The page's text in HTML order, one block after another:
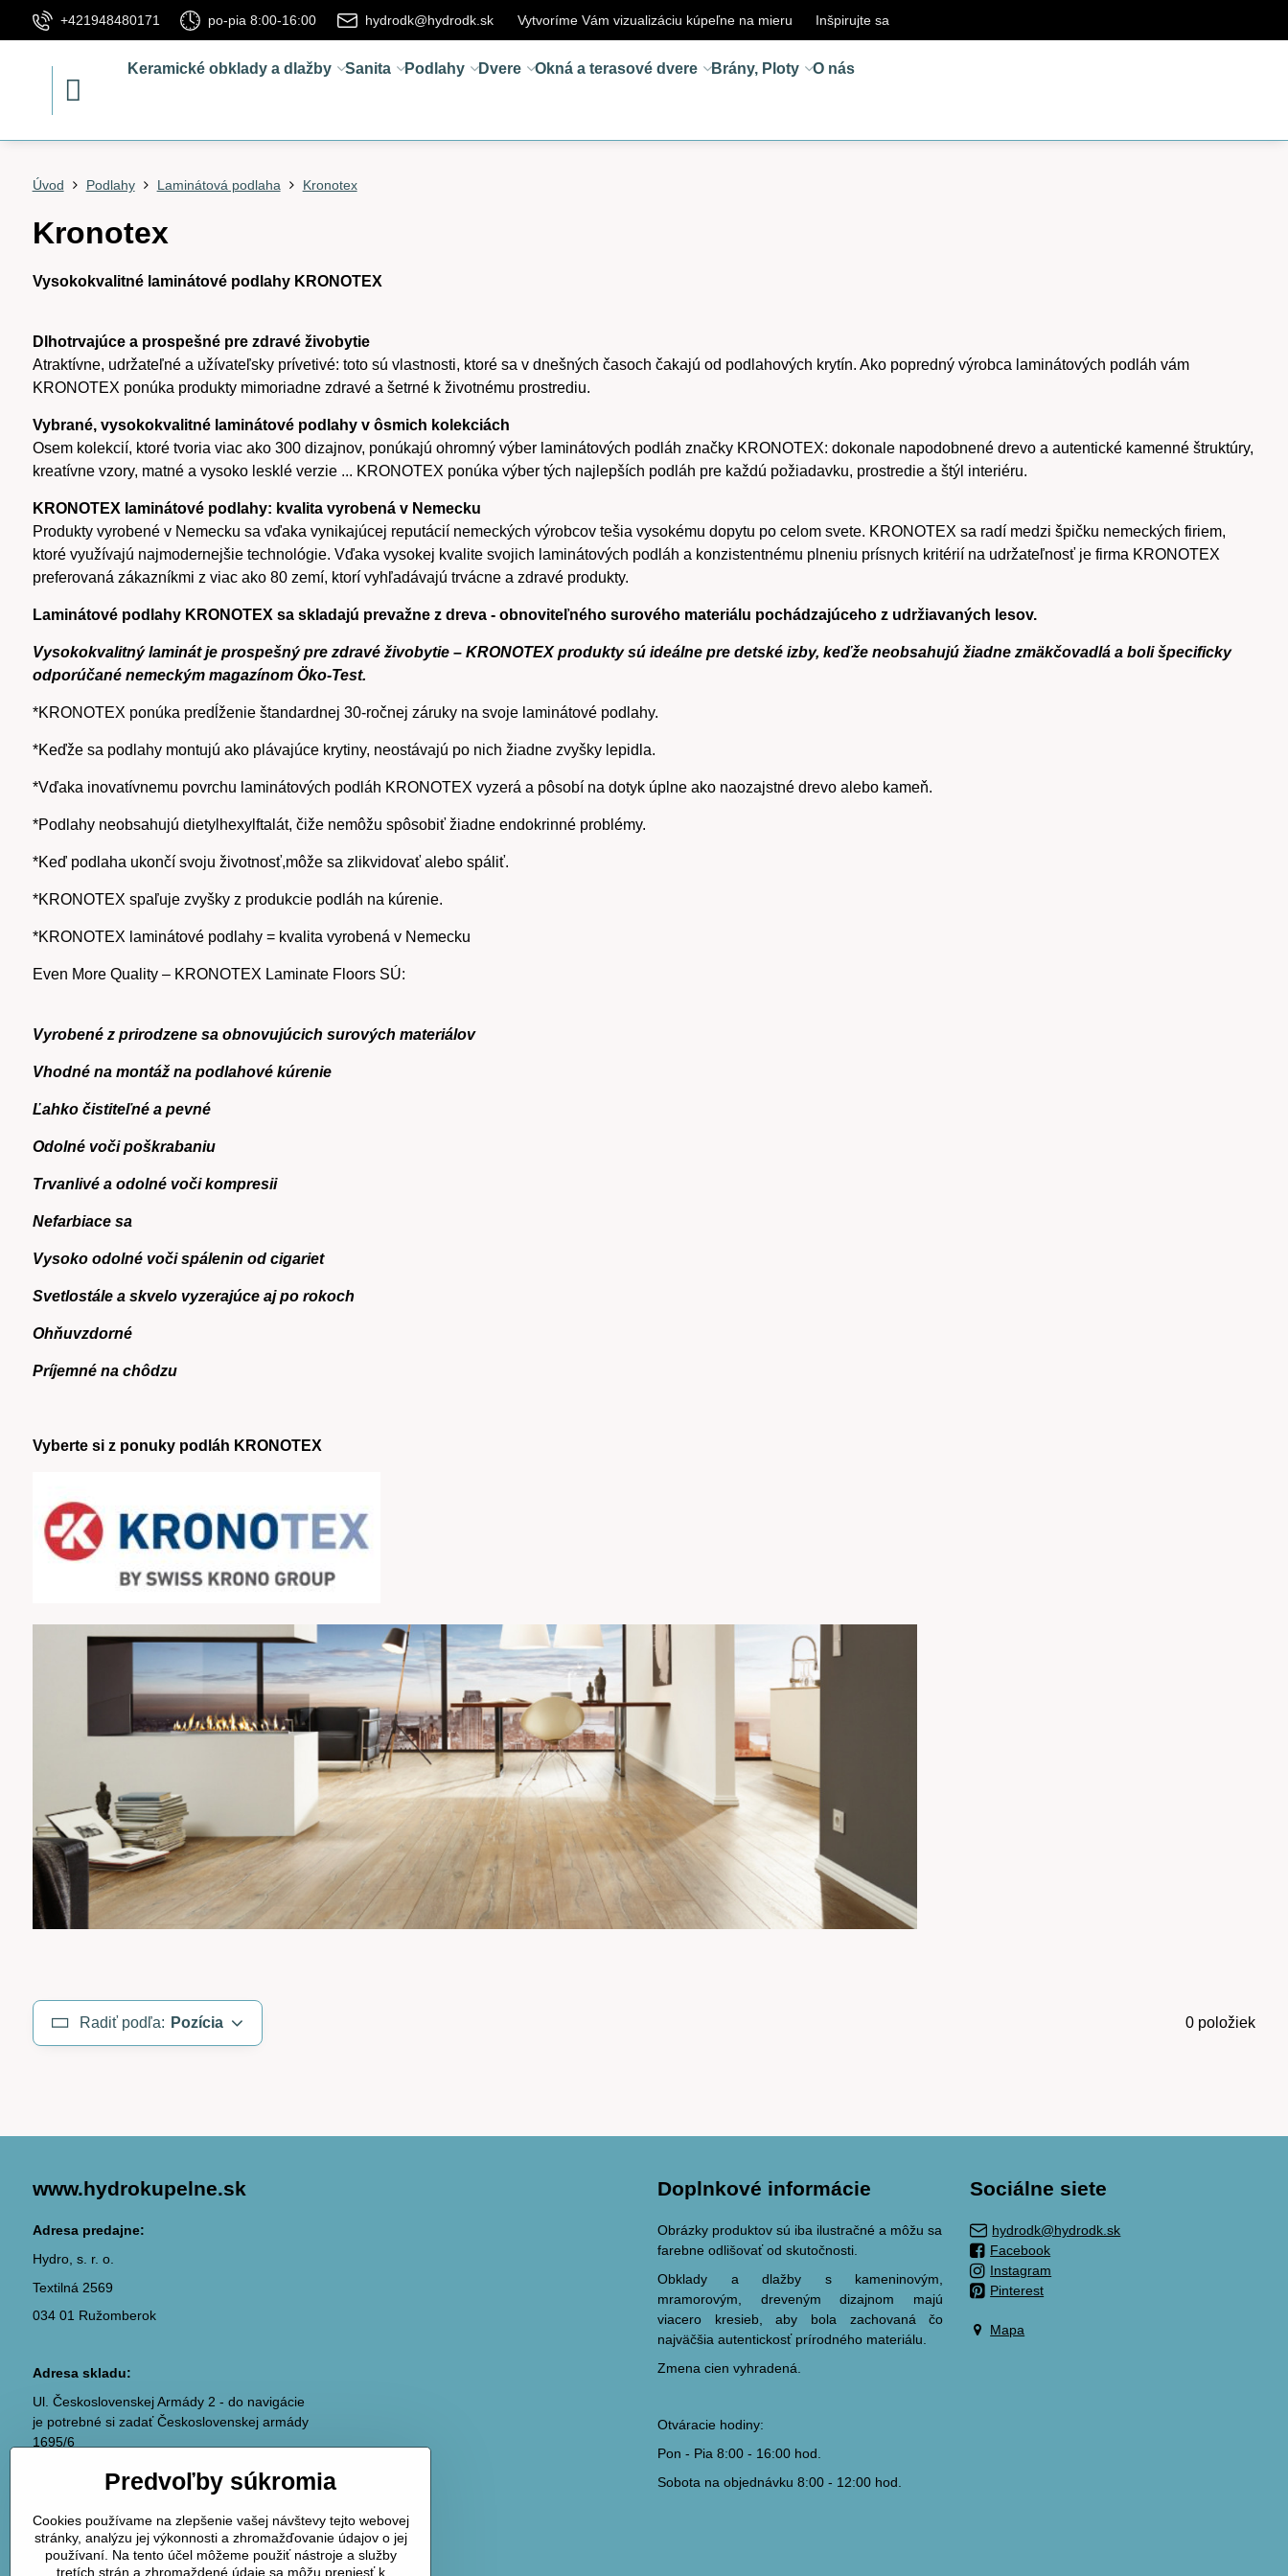
+421948480171 po-pia 8:00-16:00 hydrodk@hydrodk.sk Vytvoríme Vám vizualizáciu kúpeľne na mieru Inšpirujte sa
Keramické obklady a dlažby Sanita Podlahy Dvere Okná a terasové dvere Brány, Ploty O nás
Úvod Podlahy Laminátová podlaha Kronotex
Kronotex
Vysokokvalitné laminátové podlahy KRONOTEX
Dlhotrvajúce a prospešné pre zdravé živobytie
Atraktívne, udržateľné a užívateľsky prívetivé: toto sú vlastnosti, ktoré sa v dnešných časoch čakajú od podlahových krytín. Ako popredný výrobca laminátových podláh vám
KRONOTEX ponúka produkty mimoriadne zdravé a šetrné k životnému prostrediu.
Vybrané, vysokokvalitné laminátové podlahy v ôsmich kolekciách
Osem kolekcií, ktoré tvoria viac ako 300 dizajnov, ponúkajú ohromný výber laminátových podláh značky KRONOTEX: dokonale napodobnené drevo a autentické kamenné štruktúry,
kreatívne vzory, matné a vysoko lesklé verzie ... KRONOTEX ponúka výber tých najlepších podláh pre každú požiadavku, prostredie a štýl interiéru.
KRONOTEX laminátové podlahy: kvalita vyrobená v Nemecku
Produkty vyrobené v Nemecku sa vďaka vynikajúcej reputácií nemeckých výrobcov tešia vysokému dopytu po celom svete. KRONOTEX sa radí medzi špičku nemeckých firiem,
ktoré využívajú najmodernejšie technológie. Vďaka vysokej kvalite svojich laminátových podláh a konzistentnému plneniu prísnych kritérií na udržateľnosť je firma KRONOTEX
preferovaná zákazníkmi z viac ako 80 zemí, ktorí vyhľadávajú trvácne a zdravé produkty.
Laminátové podlahy KRONOTEX sa skladajú prevažne z dreva - obnoviteľného surového materiálu pochádzajúceho z udržiavaných lesov.
Vysokokvalitný laminát je prospešný pre zdravé živobytie – KRONOTEX produkty sú ideálne pre detské izby, keďže neobsahujú žiadne zmäkčovadlá a boli špecificky
odporúčané nemeckým magazínom Öko-Test.
*KRONOTEX ponúka predĺženie štandardnej 30-ročnej záruky na svoje laminátové podlahy.
*Keďže sa podlahy montujú ako plávajúce krytiny, neostávajú po nich žiadne zvyšky lepidla.
*Vďaka inovatívnemu povrchu laminátových podláh KRONOTEX vyzerá a pôsobí na dotyk úplne ako naozajstné drevo alebo kameň.
*Podlahy neobsahujú dietylhexylftalát, čiže nemôžu spôsobiť žiadne endokrinné problémy.
*Keď podlaha ukončí svoju životnosť,môže sa zlikvidovať alebo spáliť.
*KRONOTEX spaľuje zvyšky z produkcie podláh na kúrenie.
*KRONOTEX laminátové podlahy = kvalita vyrobená v Nemecku
Even More Quality – KRONOTEX Laminate Floors SÚ:
Vyrobené z prirodzene sa obnovujúcich surových materiálov
Vhodné na montáž na podlahové kúrenie
Ľahko čistiteľné a pevné
Odolné voči poškrabaniu
Trvanlivé a odolné voči kompresii
Nefarbiace sa
Vysoko odolné voči spálenin od cigariet
Svetlostále a skvelo vyzerajúce aj po rokoch
Ohňuvzdorné
Príjemné na chôdzu
Vyberte si z ponuky podláh KRONOTEX
Radiť podľa: Pozícia 0 položiek
www.hydrokupelne.sk
Adresa predajne:
Hydro, s. r. o.
Textilná 2569
034 01 Ružomberok
Adresa skladu:
Ul. Československej Armády 2 - do navigácie
je potrebné si zadať Československej armády
1695/6
036 01 Martin
Doplnkové informácie
Obrázky produktov sú iba ilustračné a môžu sa
farebne odlišovať od skutočnosti.
Obklady a dlažby s kameninovým,
mramorovým, dreveným dizajnom majú
viacero kresieb, aby bola zachovaná čo
najväčšia autentickosť prírodného materiálu.
Zmena cien vyhradená.
Otváracie hodiny:
Pon - Pia 8:00 - 16:00 hod.
Sobota na objednávku 8:00 - 12:00 hod.
Sociálne siete
hydrodk@hydrodk.sk
Facebook
Instagram
Pinterest
Mapa
Predvoľby súkromia
Cookies používame na zlepšenie vašej návštevy tejto webovej
stránky, analýzu jej výkonnosti a zhromažďovanie údajov o jej
používaní. Na tento účel môžeme použiť nástroje a služby
tretích strán a zhromaždené údaje sa môžu preniesť k